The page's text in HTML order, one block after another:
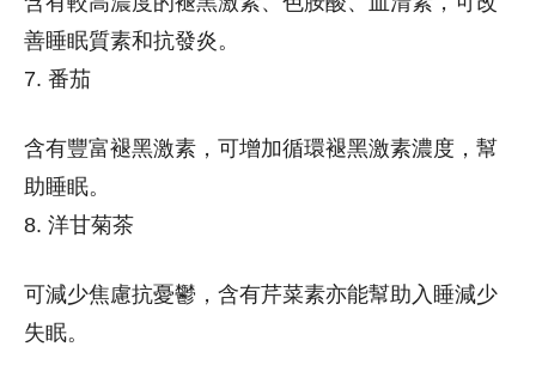
善睡眠質素和抗發炎。
7. 番茄
含有豐富褪黑激素，可增加循環褪黑激素濃度，幫
助睡眠。
8. 洋甘菊茶
可減少焦慮抗憂鬱，含有芹菜素亦能幫助入睡減少
失眠。